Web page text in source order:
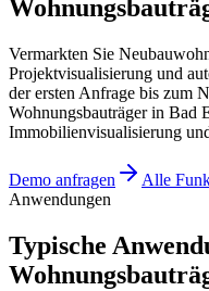
Vermarkten Sie
Projektvisualisierung und
der ersten Anfrage bis zum
Wohnungsbauträger in Bad
Immobilienvisualisierung
Demo anfragen
Alle
Anwendungen
Typische